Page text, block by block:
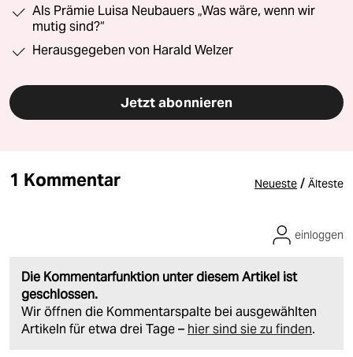
Als Prämie Luisa Neubauers „Was wäre, wenn wir
mutig sind?“
Herausgegeben von Harald Welzer
Jetzt abonnieren
1 Kommentar Neueste / Älteste
Die Kommentarfunktion unter diesem Artikel ist
geschlossen.
Wir öffnen die Kommentarspalte bei ausgewählten
Artikeln für etwa drei Tage – hier sind sie zu finden.
einloggen